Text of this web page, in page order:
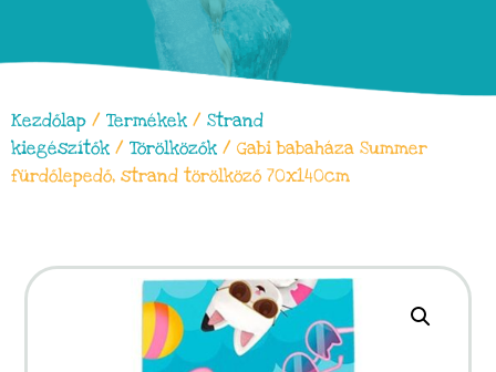
Kezdőlap / Termékek / Strand
kiegészítők / Törölközők / Gabi babaháza Summer
fürdőlepedő, strand törölköző 70x140cm